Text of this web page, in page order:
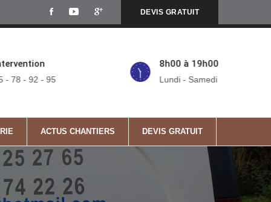
DEVIS GRATUIT
- 78 - 92 - 95
8h00 à 19h00
Lundi - Samedi
ACTUS CHANTIERS DEVIS GRATUIT